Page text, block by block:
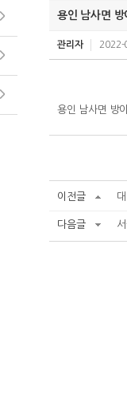
용인 남사면
관리자 2022-
용인 남사면 방
이전글
다음글